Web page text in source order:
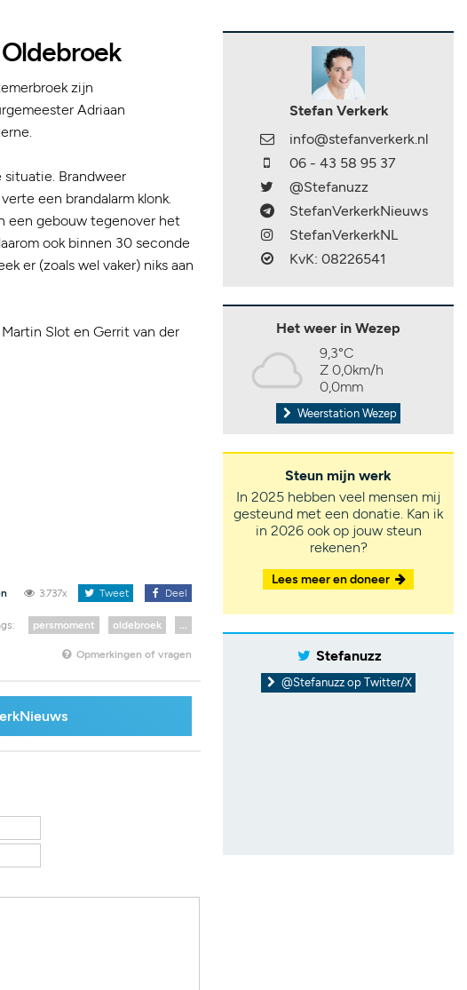
zijn
Adriaan
Brandweer
een brandalarm klonk.
een gebouw tegenover het
ook binnen 30 seconde
er (zoals wel vaker) niks aan
Slot en Gerrit van der
3.737x Tweet Deel
persmoment oldebroek
Opmerkingen of vragen
Stefan Verkerk
info@stefanverkerk.nl
06 - 43 58 95 37
@Stefanuzz
StefanVerkerkNieuws
StefanVerkerkNL
KvK: 08226541
Het weer in Wezep
9,3°C
Z 0,0km/h
0,0mm
Weerstation Wezep
Steun mijn werk
In 2025 hebben veel mensen mij
gesteund met een donatie. Kan ik
in 2026 ook op jouw steun
rekenen?
Lees meer en doneer
Stefanuzz
@Stefanuzz op Twitter/X